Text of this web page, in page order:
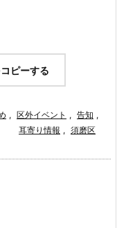
ピーする
, 区外イベント , 告知 ,
耳寄り情報 , 須磨区